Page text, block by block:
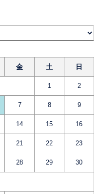
金 土 日
1 2
7 8 9
14 15 16
21 22 23
28 29 30